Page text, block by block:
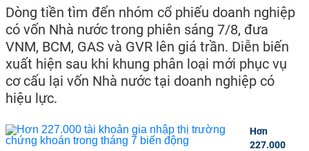
Dòng tiền tìm đến nhóm cổ phiếu doanh nghiệp
có vốn Nhà nước trong phiên sáng 7/8, đưa
VNM, BCM, GAS và GVR lên giá trần. Diễn biến
xuất hiện sau khi khung phân loại mới phục vụ
cơ cấu lại vốn Nhà nước tại doanh nghiệp có
hiệu lực.
Hơn
227.000